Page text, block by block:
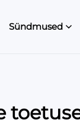
Sündmused